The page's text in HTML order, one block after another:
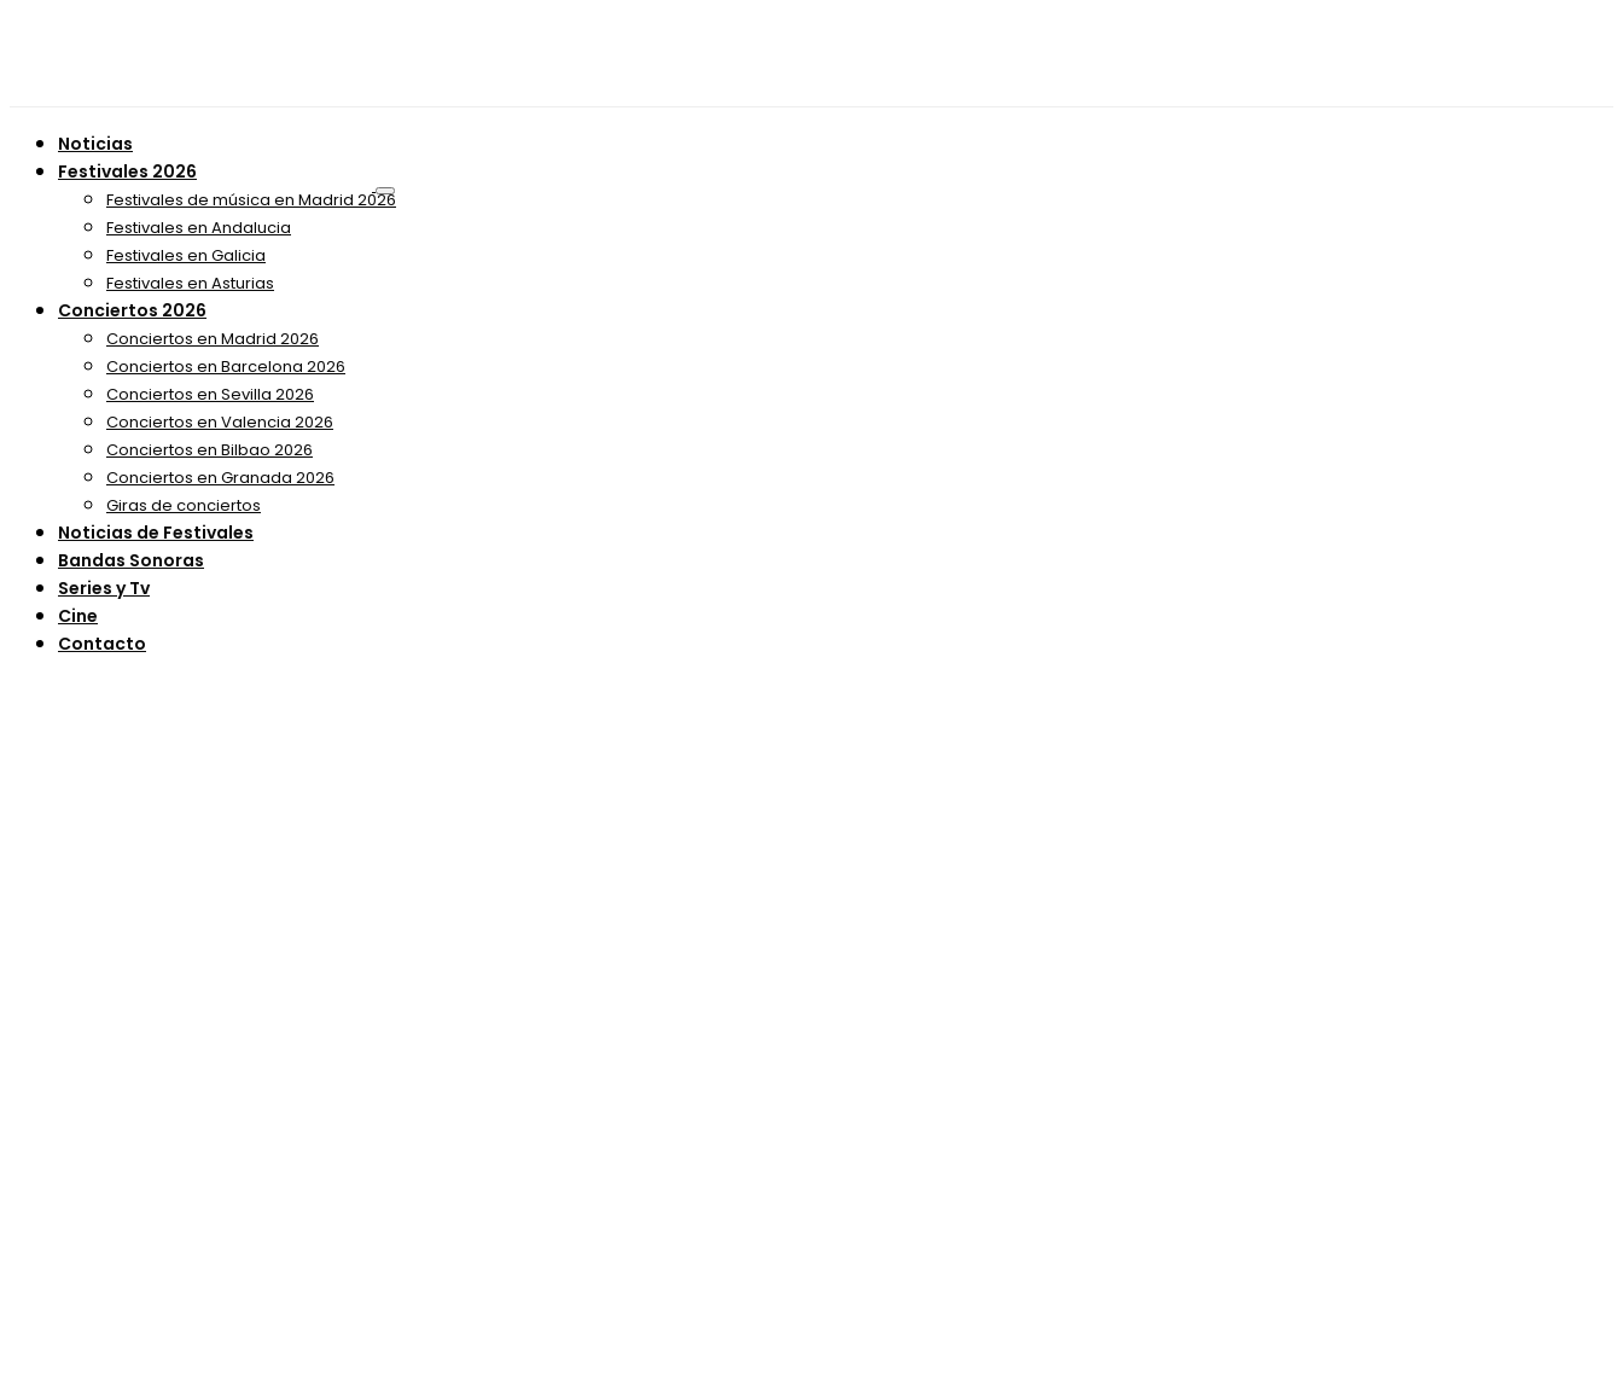
Noticias
Festivales 2026
Festivales de música en Madrid 2026
Festivales en Andalucia
Festivales en Galicia
Festivales en Asturias
Conciertos 2026
Conciertos en Madrid 2026
Conciertos en Barcelona 2026
Conciertos en Sevilla 2026
Conciertos en Valencia 2026
Conciertos en Bilbao 2026
Conciertos en Granada 2026
Giras de conciertos
Noticias de Festivales
Bandas Sonoras
Series y Tv
Cine
Contacto